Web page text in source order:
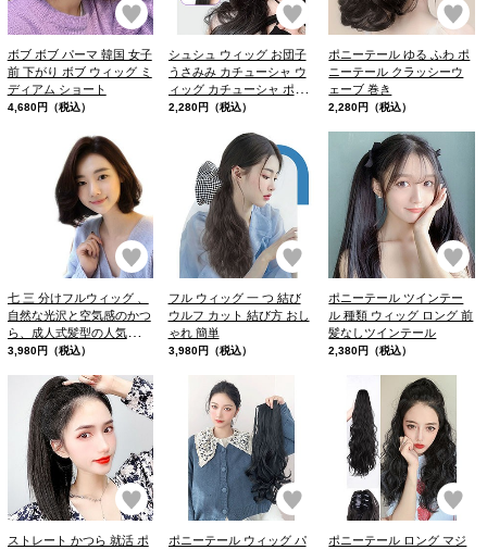
お気に入り
ボブ ボブ パーマ 韓国 女子
前 下がり ボブ ウィッグ ミ
ディアム ショート
4,680円（税込）
お気に入り
シュシュ ウィッグ お団子
うさみみ カチューシャ ウ
ィッグ カチューシャ ポイ
ント ウィッグ
2,280円（税込）
お
ポニーテール ゆる ふわ ポ
ニーテール クラッシーウ
ェーブ 巻き
2,280円（税込）
お気に入り
七 三 分けフルウィッグ 、
自然な光沢と空気感のかつ
ら、成人式髪型の人気ラン
キングをチェック！
3,980円（税込）
お気に入り
フル ウィッグ 一 つ 結び
ウルフ カット 結び方 おし
ゃれ 簡単
3,980円（税込）
お
ポニーテール ツインテー
ル 種類 ウィッグ ロング 前
髪なしツインテール
2,380円（税込）
お気に入り
ストレート かつら 就活 ポ
お気に入り
ポニーテール ウィッグ パ
ポニーテール ロング マジ